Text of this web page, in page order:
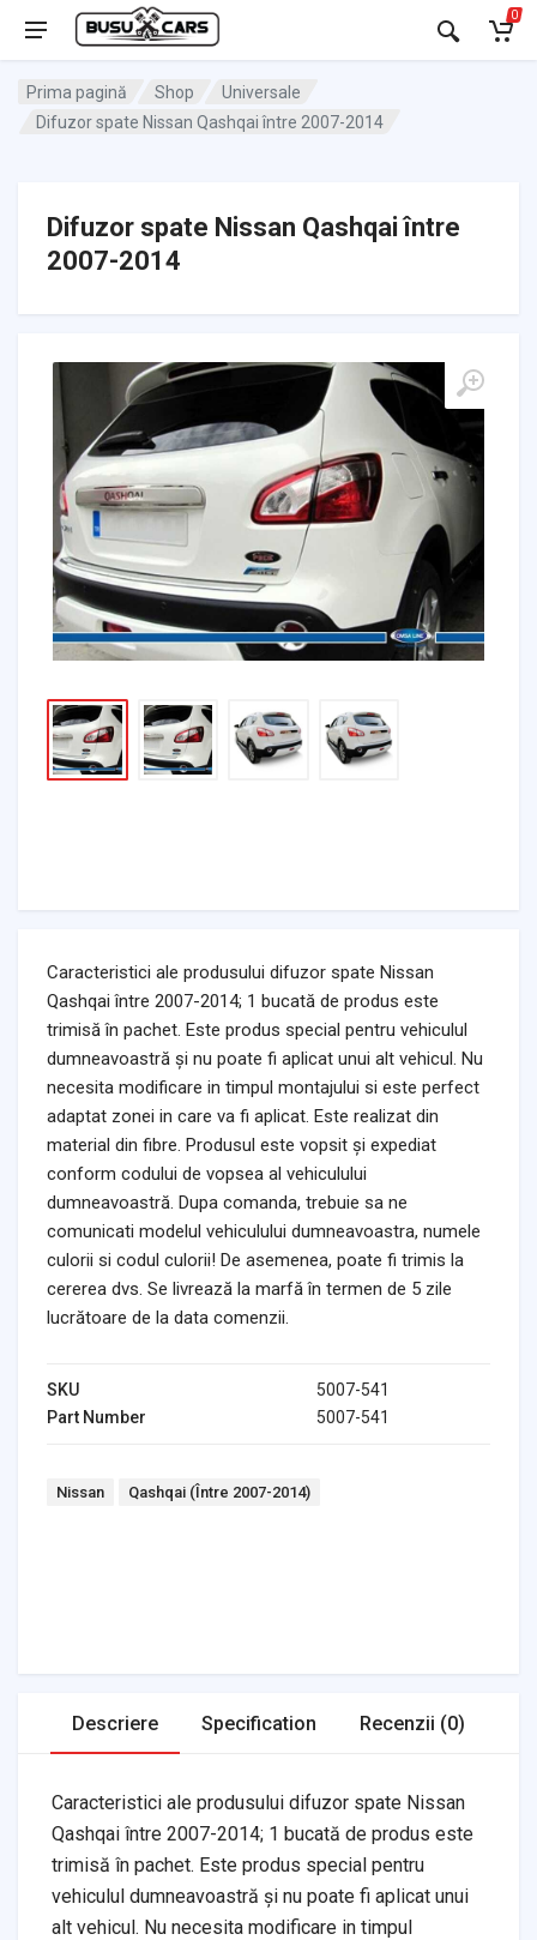
0
Prima pagină Shop
Universale
Difuzor spate Nissan Qashqai între 2007-2014
Difuzor spate Nissan Qashqai între
2007-2014
Caracteristici ale produsului difuzor spate Nissan
Qashqai între 2007-2014; 1 bucată de produs este
trimisă în pachet. Este produs special pentru vehiculul
dumneavoastră și nu poate fi aplicat unui alt vehicul. Nu
necesita modificare in timpul montajului si este perfect
adaptat zonei in care va fi aplicat. Este realizat din
material din fibre. Produsul este vopsit și expediat
conform codului de vopsea al vehiculului
dumneavoastră. Dupa comanda, trebuie sa ne
comunicati modelul vehiculului dumneavoastra, numele
culorii si codul culorii! De asemenea, poate fi trimis la
cererea dvs. Se livrează la marfă în termen de 5 zile
lucrătoare de la data comenzii.
SKU
5007-541
Part Number
5007-541
Tags:
Nissan Qashqai (Între 2007-2014)
Descriere Specification Recenzii (0)
Caracteristici ale produsului difuzor spate Nissan
Qashqai între 2007-2014; 1 bucată de produs este
trimisă în pachet. Este produs special pentru
vehiculul dumneavoastră și nu poate fi aplicat unui
alt vehicul. Nu necesita modificare in timpul